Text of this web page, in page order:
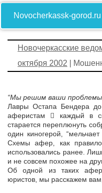
Novocherkassk-gorod.ru
Новочеркасские
октября 2002 |
“Мы решим ваши
Лавры Остапа Бендера
аферистам  каждый в
старается переплюнуть
один киногерой,
Схемы афер, как
использовались ранее.
и не совсем похожее на
Об одной из таких
юристов, мы расскажем